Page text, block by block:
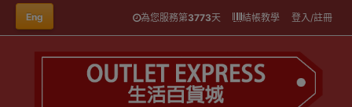
Eng 為您服務第3773天 結帳教學 登入/註冊